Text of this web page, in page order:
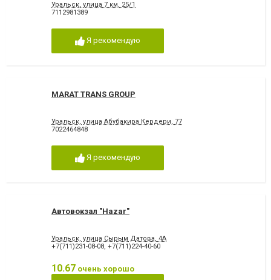
Уральск, улица 7 км, 25/1
7112981389
Я рекомендую
MARAT TRANS GROUP
Уральск, улица Абубакира Кердери, 77
7022464848
Я рекомендую
Автовокзал "Hazar"
Уральск, улица Сырым Датова, 4А
+7(711)231-08-08, +7(711)224-40-60
10.67 очень хорошо